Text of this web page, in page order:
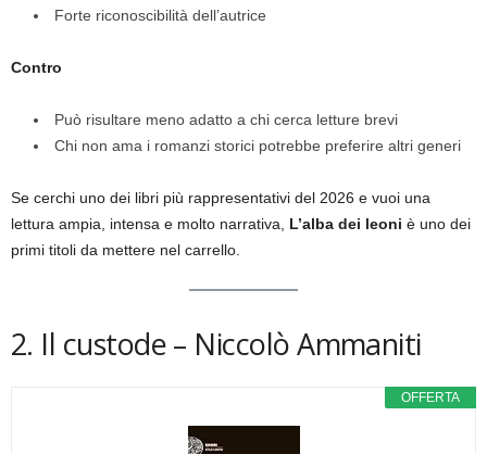
Forte riconoscibilità dell’autrice
Contro
Può risultare meno adatto a chi cerca letture brevi
Chi non ama i romanzi storici potrebbe preferire altri generi
Se cerchi uno dei libri più rappresentativi del 2026 e vuoi una
lettura ampia, intensa e molto narrativa, L’alba dei leoni è uno dei
primi titoli da mettere nel carrello.
2. Il custode – Niccolò Ammaniti
OFFERTA